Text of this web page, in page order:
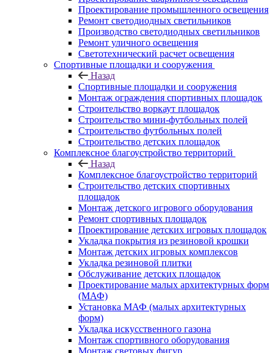
Проектирование промышленного освещения
Ремонт светодиодных светильников
Производство светодиодных светильников
Ремонт уличного освещения
Светотехнический расчет освещения
Спортивные площадки и сооружения
Назад
Спортивные площадки и сооружения
Монтаж ограждения спортивных площадок
Строительство воркаут площадок
Строительство мини-футбольных полей
Строительство футбольных полей
Строительство детских площадок
Комплексное благоустройство территорий
Назад
Комплексное благоустройство территорий
Строительство детских спортивных
площадок
Монтаж детского игрового оборудования
Ремонт спортивных площадок
Проектирование детских игровых площадок
Укладка покрытия из резиновой крошки
Монтаж детских игровых комплексов
Укладка резиновой плитки
Обслуживание детских площадок
Проектирование малых архитектурных форм
(МАФ)
Установка МАФ (малых архитектурных
форм)
Укладка искусственного газона
Монтаж спортивного оборудования
Монтаж световых фигур